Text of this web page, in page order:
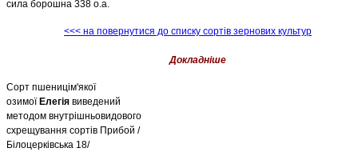
сила борошна 338 о.а.
<<< на повернутися до списку сортів зернових культур
Докладніше
Сорт пшеницім'якої
озимоїЕлегія виведений
методом внутрішньовидового
схрещування сортів Прибой /
Білоцерківська 18/